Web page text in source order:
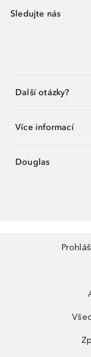
Sledujte nás
Další otázky?
Více informací
Douglas